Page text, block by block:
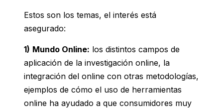
Estos son los temas, el interés está
asegurado:
1) Mundo Online: los distintos campos de
aplicación de la investigación online, la
integración del online con otras metodologías,
ejemplos de cómo el uso de herramientas
online ha ayudado a que consumidores muy